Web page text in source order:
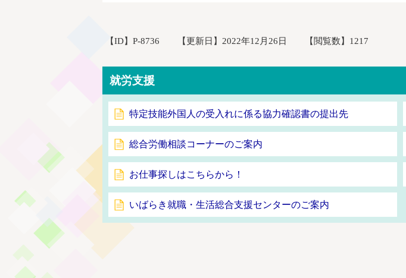
【ID】 P-8736 【更新日】 2022年12月26日 【閲覧数】 1217
就労支援
特定技能外国人の受入れに係る協力確認書の提出先
総合労働相談コーナーのご案内
お仕事探しはこちらから！
いばらき就職・生活総合支援センターのご案内